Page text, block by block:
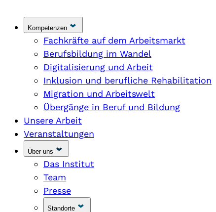
Kompetenzen
Fachkräfte auf dem Arbeitsmarkt
Berufsbildung im Wandel
Digitalisierung und Arbeit
Inklusion und berufliche Rehabilitation
Migration und Arbeitswelt
Übergänge in Beruf und Bildung
Unsere Arbeit
Veranstaltungen
Über uns
Das Institut
Team
Presse
Standorte